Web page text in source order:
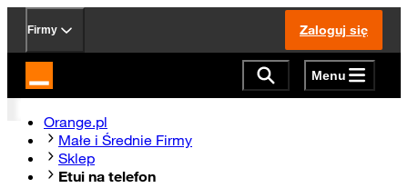
Firmy Zaloguj się
Strona główna Orange.pl Menu
Orange.pl
Małe i Średnie Firmy
Sklep
Etui na telefon